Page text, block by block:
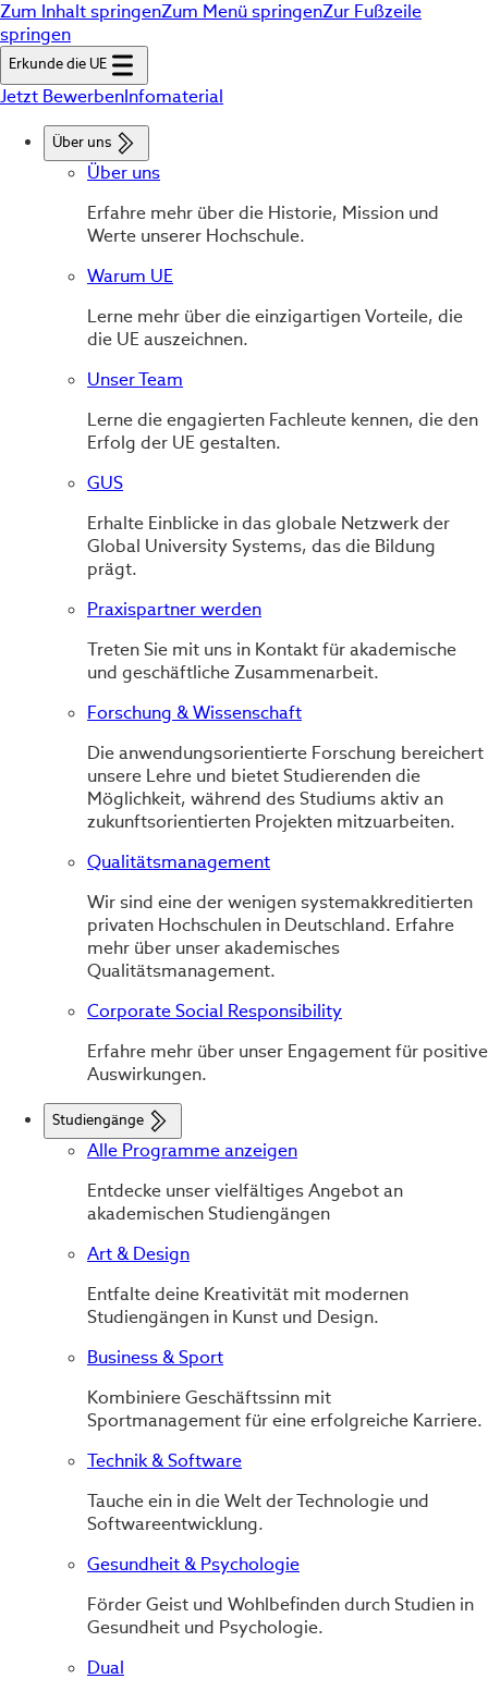
Zum Inhalt springenZum Menü springenZur Fußzeile
springen
Erkunde die UE
Jetzt BewerbenInfomaterial
Über uns
Über uns
Erfahre mehr über die Historie, Mission und
Werte unserer Hochschule.
Warum UE
Lerne mehr über die einzigartigen Vorteile, die
die UE auszeichnen.
Unser Team
Lerne die engagierten Fachleute kennen, die den
Erfolg der UE gestalten.
GUS
Erhalte Einblicke in das globale Netzwerk der
Global University Systems, das die Bildung
prägt.
Praxispartner werden
Treten Sie mit uns in Kontakt für akademische
und geschäftliche Zusammenarbeit.
Forschung & Wissenschaft
Die anwendungsorientierte Forschung bereichert
unsere Lehre und bietet Studierenden die
Möglichkeit, während des Studiums aktiv an
zukunftsorientierten Projekten mitzuarbeiten.
Qualitätsmanagement
Wir sind eine der wenigen systemakkreditierten
privaten Hochschulen in Deutschland. Erfahre
mehr über unser akademisches
Qualitätsmanagement.
Corporate Social Responsibility
Erfahre mehr über unser Engagement für positive
Auswirkungen.
Studiengänge
Alle Programme anzeigen
Entdecke unser vielfältiges Angebot an
akademischen Studiengängen
Art & Design
Entfalte deine Kreativität mit modernen
Studiengängen in Kunst und Design.
Business & Sport
Kombiniere Geschäftssinn mit
Sportmanagement für eine erfolgreiche Karriere.
Technik & Software
Tauche ein in die Welt der Technologie und
Softwareentwicklung.
Gesundheit & Psychologie
Förder Geist und Wohlbefinden durch Studien in
Gesundheit und Psychologie.
Dual